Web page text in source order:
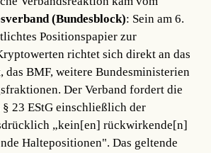
(Bundesblock): Sein am 6.
Positionspapier zur
richtet sich direkt an das
das BMF, weitere Bundesministerien
Der Verband fordert die
23 EStG einschließlich der
„kein[en] rückwirkende[n]
Haltepositionen". Das geltende